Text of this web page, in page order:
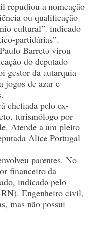
repudiou a nomeação
ou qualificação
cultural”, indicado
partidárias”.
Barreto virou
do deputado
gestor da autarquia
jogos de azar e
chefiada pelo ex-
turismólogo por
Atende a um pleito
Alice Portugal
parentes. No
financeiro da
indicado pelo
RN). Engenheiro civil,
mas não possui